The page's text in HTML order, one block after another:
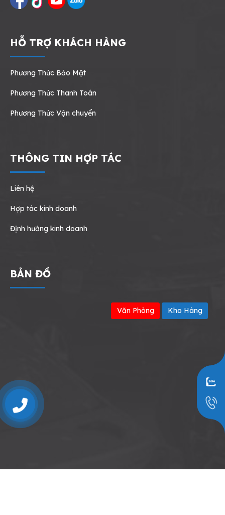
HỖ TRỢ KHÁCH HÀNG
Phương Thức Bảo Mật
Phương Thức Thanh Toán
Phương Thức Vận chuyển
THÔNG TIN HỢP TÁC
Liên hệ
Hợp tác kinh doanh
Định hướng kinh doanh
BẢN ĐỒ
Văn Phòng Kho Hàng
0909797251